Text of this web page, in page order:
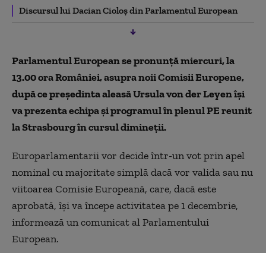
Discursul lui Dacian Cioloș din Parlamentul European
Parlamentul European se pronunţă miercuri, la
13.00 ora României, asupra noii Comisii Europene,
după ce preşedinta aleasă Ursula von der Leyen îşi
va prezenta echipa şi programul în plenul PE reunit
la Strasbourg în cursul dimineţii.
Europarlamentarii vor decide într-un vot prin apel
nominal cu majoritate simplă dacă vor valida sau nu
viitoarea Comisie Europeană, care, dacă este
aprobată, îşi va începe activitatea pe 1 decembrie,
informează un comunicat al Parlamentului
European.